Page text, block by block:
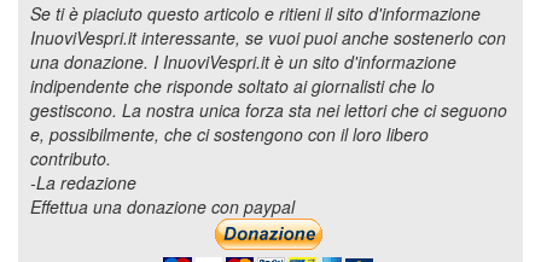
Se ti è piaciuto questo articolo e ritieni il sito d'informazione
InuoviVespri.it interessante, se vuoi puoi anche sostenerlo con
una donazione. I InuoviVespri.it è un sito d'informazione
indipendente che risponde soltato ai giornalisti che lo
gestiscono. La nostra unica forza sta nei lettori che ci seguono
e, possibilmente, che ci sostengono con il loro libero
contributo.
-La redazione
Effettua una donazione con paypal